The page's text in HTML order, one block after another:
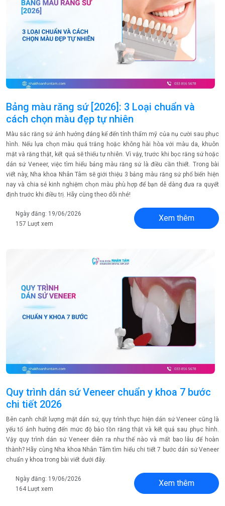
Bảng màu răng sứ [2026]: 3 Loại chuẩn và
cách chọn màu đẹp tự nhiên
Màu sắc răng sứ ảnh hưởng đáng kể đến tính thẩm mỹ của nụ cười sau phục
hình. Nếu lựa chọn màu quá trắng hoặc không hài hòa với màu da, khuôn
mặt và răng thật, kết quả sẽ thiếu tự nhiên. Vì vậy, trước khi bọc răng sứ hoặc
dán sứ Veneer, việc tìm hiểu bảng màu răng sứ là điều cần thiết. Trong bài
viết này, Nha khoa Nhân Tâm sẽ giới thiệu 3 bảng màu răng sứ phổ biến hiện
nay và chia sẻ kinh nghiệm chọn màu phù hợp để bạn dễ dàng đưa ra quyết
định trước khi điều trị. Hãy cùng theo dõi nhé!
Ngày đăng: 19/06/2026
157 Lượt xem
Xem thêm
Quy trình dán sứ Veneer chuẩn y khoa 7 bước
chi tiết 2026
Bên cạnh chất lượng mặt dán sứ, quy trình thực hiện dán sứ Veneer cũng là
yếu tố ảnh hưởng đến mức độ bảo tồn răng thật và kết quả sau phục hình.
Vậy quy trình dán sứ Veneer diễn ra như thế nào và mất bao lâu để hoàn
thành? Hãy cùng Nha khoa Nhân Tâm tìm hiểu chi tiết 7 bước dán sứ Veneer
chuẩn y khoa trong bài viết dưới đây.
Ngày đăng: 19/06/2026
164 Lượt xem
Xem thêm